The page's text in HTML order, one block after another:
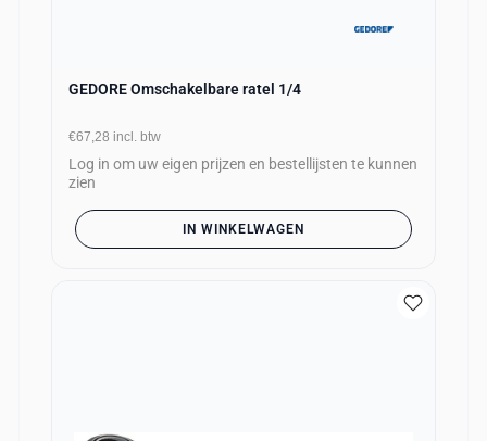
GEDORE Omschakelbare ratel 1/4
€67,28 incl. btw
Log in om uw eigen prijzen en bestellijsten te kunnen
zien
IN WINKELWAGEN